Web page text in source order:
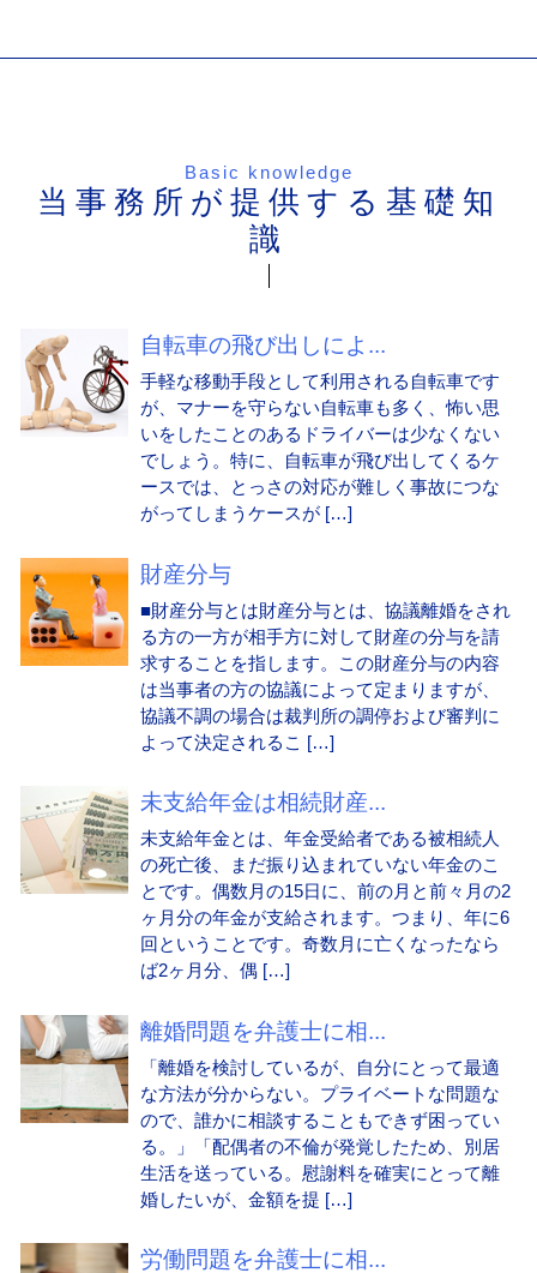
Basic knowledge
当事務所が提供する基礎知
識
自転車の飛び出しによ...
手軽な移動手段として利用される自転車です
が、マナーを守らない自転車も多く、怖い思
いをしたことのあるドライバーは少なくない
でしょう。特に、自転車が飛び出してくるケ
ースでは、とっさの対応が難しく事故につな
がってしまうケースが […]
財産分与
■財産分与とは財産分与とは、協議離婚をされ
る方の一方が相手方に対して財産の分与を請
求することを指します。この財産分与の内容
は当事者の方の協議によって定まりますが、
協議不調の場合は裁判所の調停および審判に
よって決定されるこ […]
未支給年金は相続財産...
未支給年金とは、年金受給者である被相続人
の死亡後、まだ振り込まれていない年金のこ
とです。偶数月の15日に、前の月と前々月の2
ヶ月分の年金が支給されます。つまり、年に6
回ということです。奇数月に亡くなったなら
ば2ヶ月分、偶 […]
離婚問題を弁護士に相...
「離婚を検討しているが、自分にとって最適
な方法が分からない。プライベートな問題な
ので、誰かに相談することもできず困ってい
る。」「配偶者の不倫が発覚したため、別居
生活を送っている。慰謝料を確実にとって離
婚したいが、金額を提 […]
労働問題を弁護士に相...